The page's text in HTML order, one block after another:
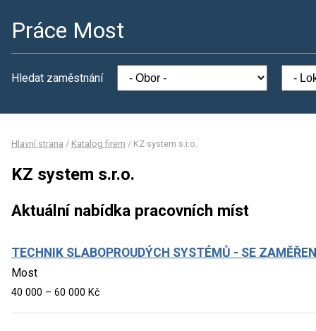
Práce Most
Hledat zaměstnání
Hlavní strana / Katalog firem / KZ system s.r.o.
KZ system s.r.o.
Aktuální nabídka pracovních míst
TECHNIK SLABOPROUDÝCH SYSTÉMŮ - SE
Most
40 000 – 60 000 Kč